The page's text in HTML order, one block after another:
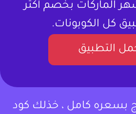
الماركات بخصم أكثر
كل الكوبونات.
التطبيق
بسعره كامل ، خذلك كود